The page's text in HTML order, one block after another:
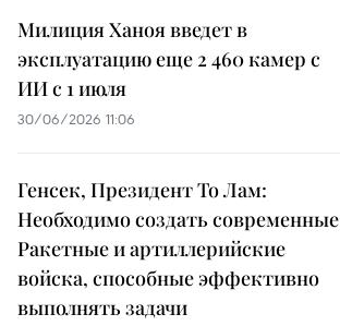
Милиция Ханоя введет в
эксплуатацию еще 2 460 камер с
ИИ с 1 июля
30/06/2026 11:06
Генсек, Президент То Лам:
Необходимо создать современные
Ракетные и артиллерийские
войска, способные эффективно
выполнять задачи